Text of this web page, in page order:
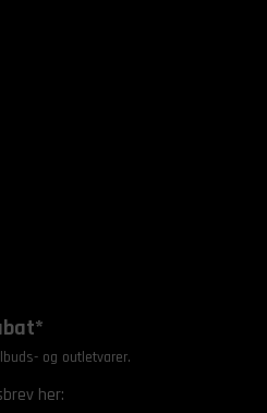
og outletvarer.
her: